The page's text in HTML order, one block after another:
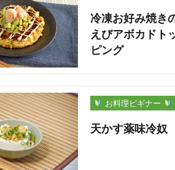
冷凍お好み焼き
えびアボカドト
ピング
お料理ビギナー
天かす薬味冷奴